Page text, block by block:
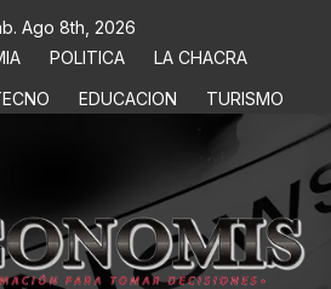
Ago 8th, 2026
POLITICA
LA CHACRA
EDUCACION TURISMO